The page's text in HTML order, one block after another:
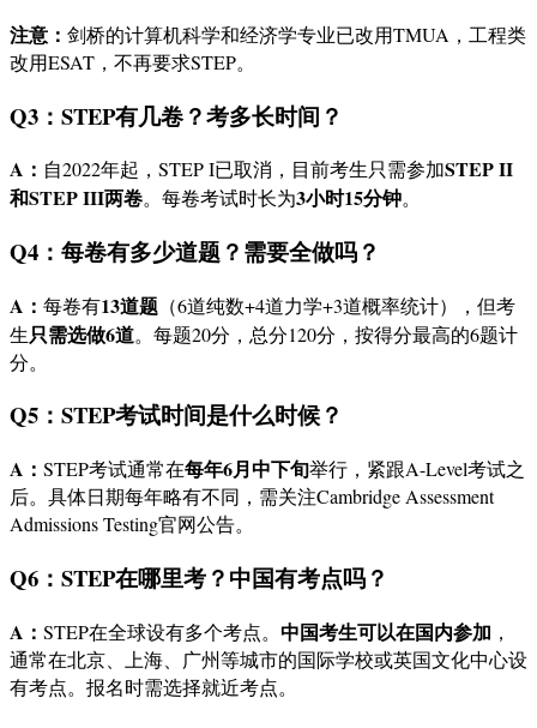
注意： 剑桥的计算机科学和经济学专业已改用TMUA，工程类
改用ESAT，不再要求STEP。
Q3：STEP有几卷？考多长时间？
A： 自2022年起，STEP I已取消，目前考生只需参加STEP II
和STEP III两卷。每卷考试时长为3小时15分钟。
Q4：每卷有多少道题？需要全做吗？
A： 每卷有13道题 （6道纯数+4道力学+3道概率统计），但考
生只需选做6道。每题20分，总分120分，按得分最高的6题计
分。
Q5：STEP考试时间是什么时候？
A： STEP考试通常在每年6月中下旬举行，紧跟A-Level考试之
后。具体日期每年略有不同，需关注Cambridge Assessment
Admissions Testing官网公告。
Q6：STEP在哪里考？中国有考点吗？
A： STEP在全球设有多个考点。 中国考生可以在国内参加 ，
通常在北京、上海、广州等城市的国际学校或英国文化中心设
有考点。报名时需选择就近考点。